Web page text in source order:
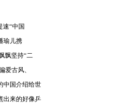
速​“中国
瑜儿携
飘坚持“二
爱古风、
中国介绍给世
出来的好像乒